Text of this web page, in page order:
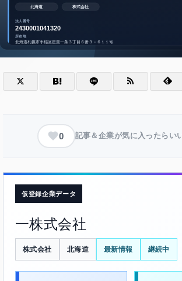
0 記事＆企業が気に入ったらい
仮登録企業データ
一株式会社
株式会社 北海道 最新情報 継続中